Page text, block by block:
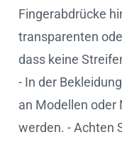
Fingerabdrücke
transparenten
dass keine
- In der
an Modellen
werden. - Achten